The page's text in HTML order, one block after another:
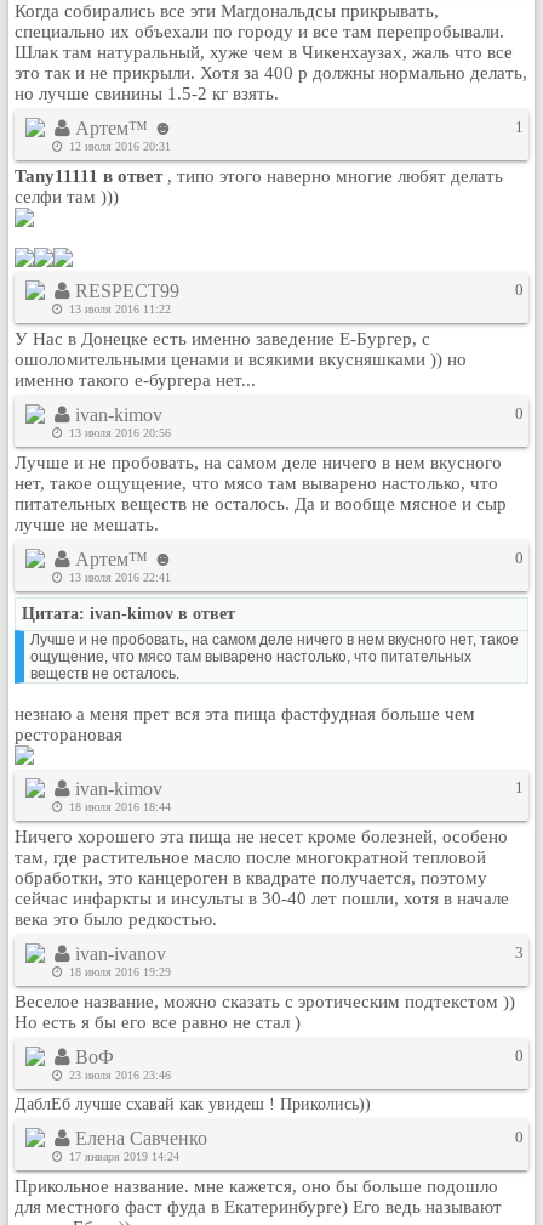
Когда собирались все эти Магдональдсы прикрывать,
специально их объехали по городу и все там перепробывали.
Шлак там натуральный, хуже чем в Чикенхаузах, жаль что все
это так и не прикрыли. Хотя за 400 р должны нормально делать,
но лучше свинины 1.5-2 кг взять.
Артем™ ☻
12 июля 2016 20:31
1
Tany11111 в ответ , типо этого наверно многие любят делать
селфи там )))
RESPECT99
13 июля 2016 11:22
0
У Нас в Донецке есть именно заведение Е-Бургер, с
ошоломительными ценами и всякими вкусняшками )) но
именно такого е-бургера нет...
ivan-kimov
13 июля 2016 20:56
0
Лучше и не пробовать, на самом деле ничего в нем вкусного
нет, такое ощущение, что мясо там выварено настолько, что
питательных веществ не осталось. Да и вообще мясное и сыр
лучше не мешать.
Артем™ ☻
13 июля 2016 22:41
0
Цитата: ivan-kimov в ответ
Лучше и не пробовать, на самом деле ничего в нем вкусного нет, такое
ощущение, что мясо там выварено настолько, что питательных
веществ не осталось.
незнаю а меня прет вся эта пища фастфудная больше чем
ресторановая
ivan-kimov
18 июля 2016 18:44
1
Ничего хорошего эта пища не несет кроме болезней, особено
там, где растительное масло после многократной тепловой
обработки, это канцероген в квадрате получается, поэтому
сейчас инфаркты и инсульты в 30-40 лет пошли, хотя в начале
века это было редкостью.
ivan-ivanov
18 июля 2016 19:29
3
Веселое название, можно сказать с эротическим подтекстом ))
Но есть я бы его все равно не стал )
ВоФ
23 июля 2016 23:46
0
ДаблЕб лучше схавай как увидеш ! Приколись))
Елена Савченко
17 января 2019 14:24
0
Прикольное название. мне кажется, оно бы больше подошло
для местного фаст фуда в Екатеринбурге) Его ведь называют